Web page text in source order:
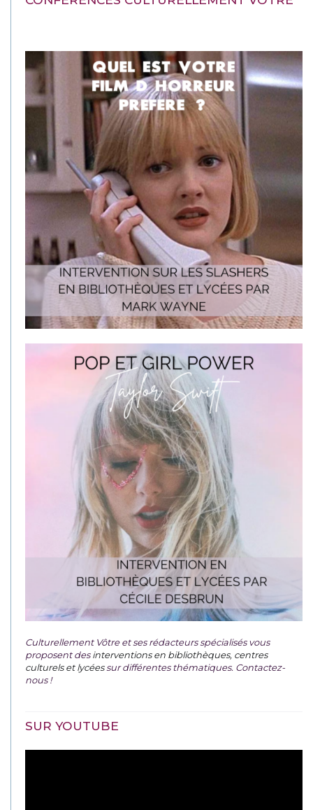
Culturellement Vôtre et ses rédacteurs spécialisés vous
proposent desinterventions en bibliothèques, centres
culturels et lycéessur différentes thématiques. Contactez-
nous !
SUR YOUTUBE